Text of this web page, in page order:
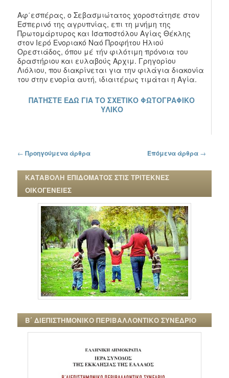
Αφ΄εσπέρας, ο Σεβασμιώτατος χοροστάτησε στον
Εσπερινό της αγρυπνίας, επι τη μνήμη της
Πρωτομάρτυρος και Ισαποστόλου Αγίας Θέκλης
στον Ιερό Ενοριακό Ναό Προφήτου Ηλιού
Ορεστιάδος, όπου μέ τήν φιλότιμη πρόνοια του
δραστήριου και ευλαβούς Αρχιμ. Γρηγορίου
Λιόλιου, που διακρίνεται για την φιλάγια διακονία
του στην ενορία αυτή, ιδιαιτέρως τιμάται η Αγία.
ΠΑΤΗΣΤΕ ΕΔΩ ΓΙΑ ΤΟ ΣΧΕΤΙΚΟ ΦΩΤΟΓΡΑΦΙΚΟ
ΥΛΙΚΟ
Πλοήγηση στα άρθρα
← Προηγούμενα άρθρα Επόμενα άρθρα →
ΚΑΤΑΒΟΛΗ ΕΠΙΔΟΜΑΤΟΣ ΣΤΙΣ ΤΡΙΤΕΚΝΕΣ
ΟΙΚΟΓΕΝΕΙΕΣ
Β΄ ΔΙΕΠΙΣΤΗΜΟΝΙΚΟ ΠΕΡΙΒΑΛΛΟΝΤΙΚΟ ΣΥΝΕΔΡΙΟ